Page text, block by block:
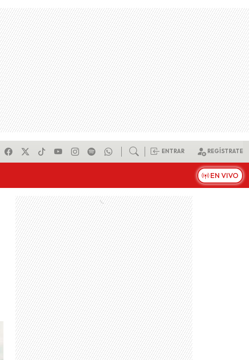
ENTRAR REGÍSTRATE
EN VIVO